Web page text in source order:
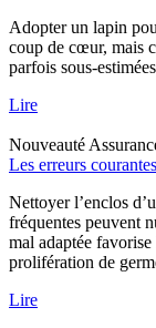
Adopter un lapin
coup de cœur, mais
parfois sous-
Lire
Nouveauté
Les erreurs
Nettoyer l’enclos
fréquentes peuvent
mal adaptée
prolifération de
Lire